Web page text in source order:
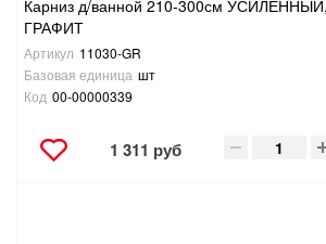
Карниз д/ванной 210-300см
ГРАФИТ
Артикул 11030-GR
Базовая единица шт
Код 00-00000339
1 311 руб